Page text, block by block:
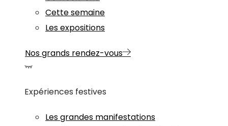
Cette semaine
Les expositions
Nos grands rendez-vous
Expériences festives
Les grandes manifestations